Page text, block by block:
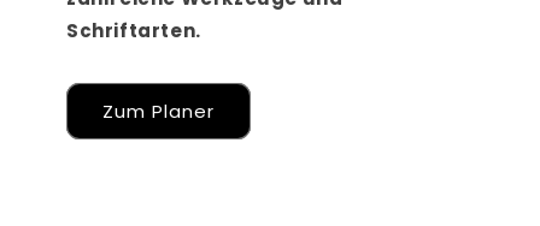
Schriftarten.
Zum Planer